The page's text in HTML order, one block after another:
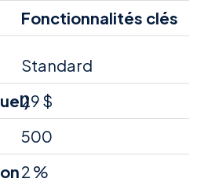
Fonctionnalités clés
Standard
29 $
500
2 %